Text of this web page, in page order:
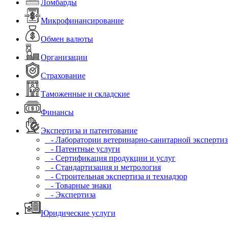
Ломбарды
Микрофинансирование
Обмен валюты
Организации
Страхование
Таможенные и складские
Финансы
Экспертиза и патентование
- Лаборатории ветеринарно-санитарной
- Патентные услуги
- Сертификация продукции и услуг
- Стандартизация и метрология
- Строительная экспертиза и технадзор
- Товарные знаки
- Экспертиза
Юридические услуги